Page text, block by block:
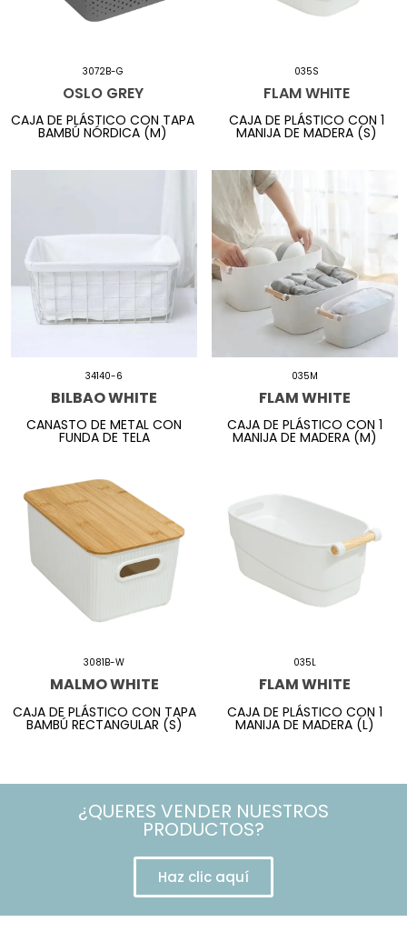
3072B-G
OSLO GREY
CAJA DE PLÁSTICO CON TAPA
BAMBÚ NÓRDICA (M)
035S
FLAM WHITE
CAJA DE PLÁSTICO CON 1
MANIJA DE MADERA (S)
34140-6
BILBAO WHITE
CANASTO DE METAL CON
FUNDA DE TELA
035M
FLAM WHITE
CAJA DE PLÁSTICO CON 1
MANIJA DE MADERA (M)
3081B-W
MALMO WHITE
CAJA DE PLÁSTICO CON TAPA
BAMBÚ RECTANGULAR (S)
035L
FLAM WHITE
CAJA DE PLÁSTICO CON 1
MANIJA DE MADERA (L)
¿QUERES VENDER NUESTROS
PRODUCTOS?
Haz clic aquí